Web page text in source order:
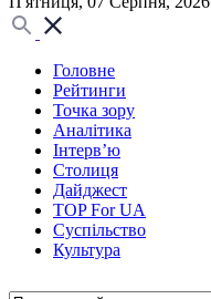
Головне
Рейтинги
Точка зору
Аналітика
Інтерв’ю
Столиця
Дайджест
TOP For UA
Суспiльство
Культура